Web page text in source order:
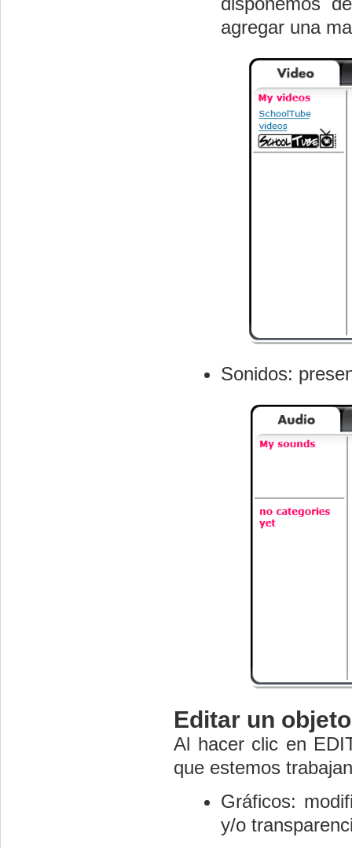
agregar una
Sonidos:
Editar un objeto
Al hacer clic en
que estemos
Gráficos:
y/o